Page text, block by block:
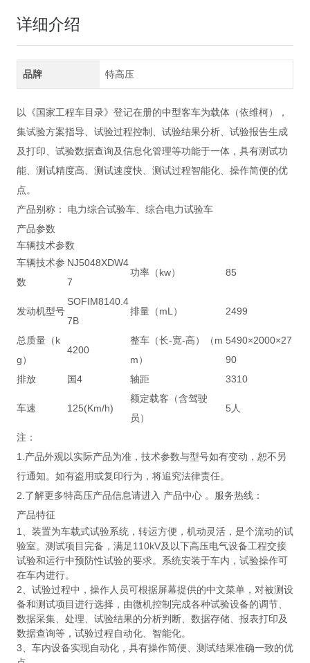
详细介绍
品牌 特高压
以《国家工程车目录》登记在册的中型客车为载体（依维柯），
集试验方案指导、试验过程控制、试验结果分析、试验报告生成
及打印、试验数据查询及信息化管理等功能于一体，具有测试功
能、测试精度高、测试速度快、测试过程智能化、操作简便的优
点。
产品别称： 电力综合试验车、综合电力试验车
产品参数
车辆技术参数
车辆技术参
数
NJ5048XDW4
7
功率（kw） 85
发动机型号
SOFIM8140.4
7B
排量（mL） 2499
总质量（k
g）
4200
整车（长-宽-高）（m
m）
5490×2000×27
90
排放
国4 轴距 3310
车速 125(Km/h)
额定载客（含驾驶
员）
5人
注：
1.产品外观以实际产品为准，技术参数与型号如有变动，恕不另
行通知。如有盗用或复印行为，将追究法律责任。
2.了解更多特高压产品信息请进入 产品中心 。服务热线：
产品特征
1、装置为车载式试验系统，转运方便，机动灵活，是个流动的试
验室。测试项目完备，满足110kV及以下高压电气设备工程交接
试验和运行中预防性试验的要求。系统安装于车内，试验操作可
在车内进行。
2、试验过程中，操作人员可根据屏幕提供的中文菜单，对被测设
备和测试项目进行选择，由微机控制完成各种试验设备的调节、
数据采集、处理、试验结果的分析判断、数据存储、报表打印及
数据查询等，试验过程自动化、智能化。
3、车内设备实现自动化，具有操作简便、测试结果准确一致的优